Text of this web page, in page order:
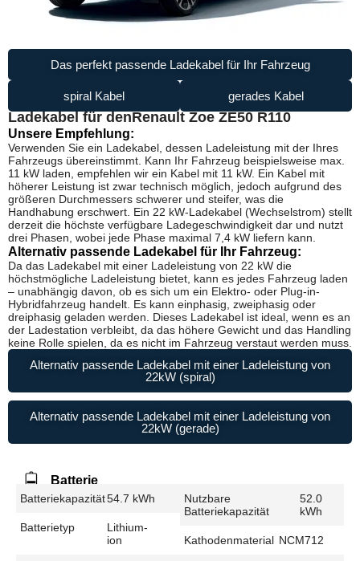
Das perfekt passende Ladekabel für Ihr Fahrzeug
spiral Kabel gerades Kabel
Ladekabel für denRenault Zoe ZE50 R110
Unsere Empfehlung:
Verwenden Sie ein Ladekabel, dessen Ladeleistung mit der Ihres
Fahrzeugs übereinstimmt. Kann Ihr Fahrzeug beispielsweise max.
11 kW laden, empfehlen wir ein Kabel mit 11 kW. Ein Kabel mit
höherer Leistung ist zwar technisch möglich, jedoch aufgrund des
größeren Durchmessers schwerer und steifer, was die
Handhabung erschwert. Ein 22 kW-Ladekabel (Wechselstrom) stellt
derzeit die höchste verfügbare Ladegeschwindigkeit dar und nutzt
drei Phasen, wobei jede Phase maximal 7,4 kW liefern kann.
Alternativ passende Ladekabel für Ihr Fahrzeug:
Da das Ladekabel mit einer Ladeleistung von 22 kW die
höchstmögliche Ladeleistung bietet, kann es jedes Fahrzeug laden
– unabhängig davon, ob es sich um ein Elektro- oder Plug-in-
Hybridfahrzeug handelt. Es kann einphasig, zweiphasig oder
dreiphasig geladen werden. Dieses Ladekabel ist ideal, wenn es an
der Ladestation verbleibt, da das höhere Gewicht und das Handling
keine Rolle spielen, da es nicht im Fahrzeug verstaut werden muss.
Alternativ passende Ladekabel mit einer Ladeleistung von
22kW (spiral)
Alternativ passende Ladekabel mit einer Ladeleistung von
22kW (gerade)
Batterie
Batteriekapazität54.7 kWh
Batterietyp
Lithium-
ion
Nutzbare
Batteriekapazität
52.0
kWh
Kathodenmaterial NCM712